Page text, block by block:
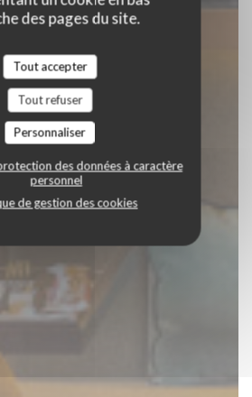
des pages du site.
Tout accepter
Tout refuser
Personnaliser
des données à caractère
personnel
de gestion des cookies